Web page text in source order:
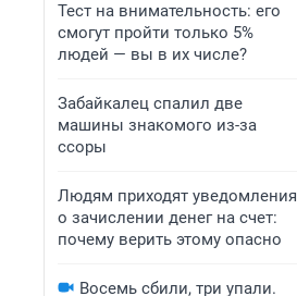
Тест на внимательность: его
смогут пройти только 5%
людей — вы в их числе?
Забайкалец спалил две
машины знакомого из-за
ссоры
Людям приходят уведомления
о зачислении денег на счет:
почему верить этому опасно
Восемь сбили, три упали.